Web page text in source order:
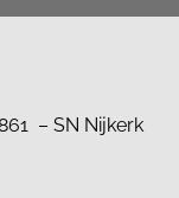
– SN Nijkerk